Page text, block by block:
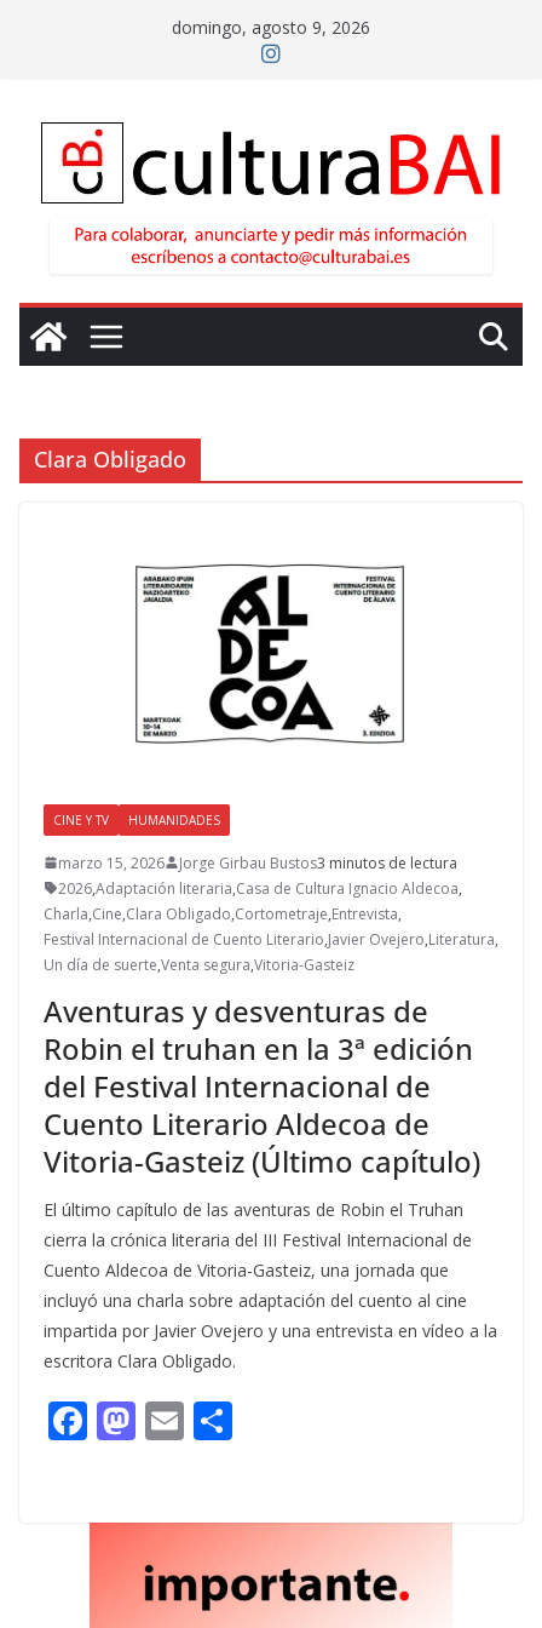
domingo, agosto 9, 2026
Clara Obligado
CINE Y TV HUMANIDADES
marzo 15, 2026 Jorge Girbau Bustos3 minutos de lectura
2026,Adaptación literaria,Casa de Cultura Ignacio Aldecoa,
Charla,Cine,Clara Obligado,Cortometraje,Entrevista,
Festival Internacional de Cuento Literario,Javier Ovejero,Literatura,
Un día de suerte,Venta segura,Vitoria-Gasteiz
Aventuras y desventuras de
Robin el truhan en la 3ª edición
del Festival Internacional de
Cuento Literario Aldecoa de
Vitoria-Gasteiz (Último capítulo)
El último capítulo de las aventuras de Robin el Truhan
cierra la crónica literaria del III Festival Internacional de
Cuento Aldecoa de Vitoria-Gasteiz, una jornada que
incluyó una charla sobre adaptación del cuento al cine
impartida por Javier Ovejero y una entrevista en vídeo a la
escritora Clara Obligado.
F
b
M
d
o
n
E
l p
ar
ti